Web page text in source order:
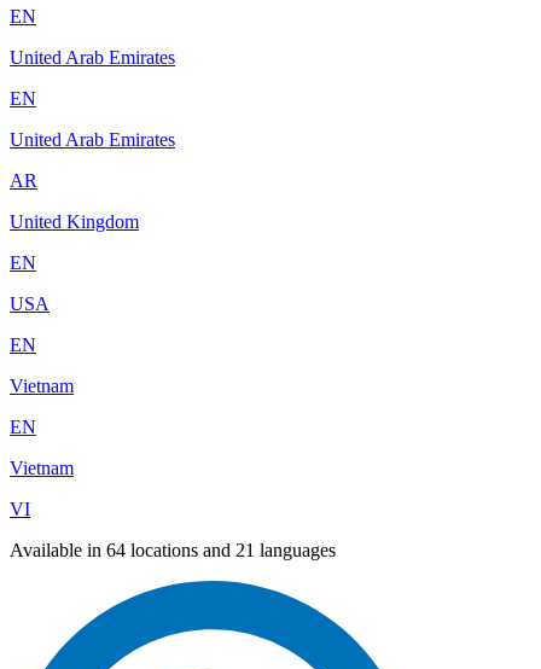
EN
United Arab Emirates
EN
United Arab Emirates
AR
United Kingdom
EN
USA
EN
Vietnam
EN
Vietnam
VI
Available in 64 locations and 21 languages